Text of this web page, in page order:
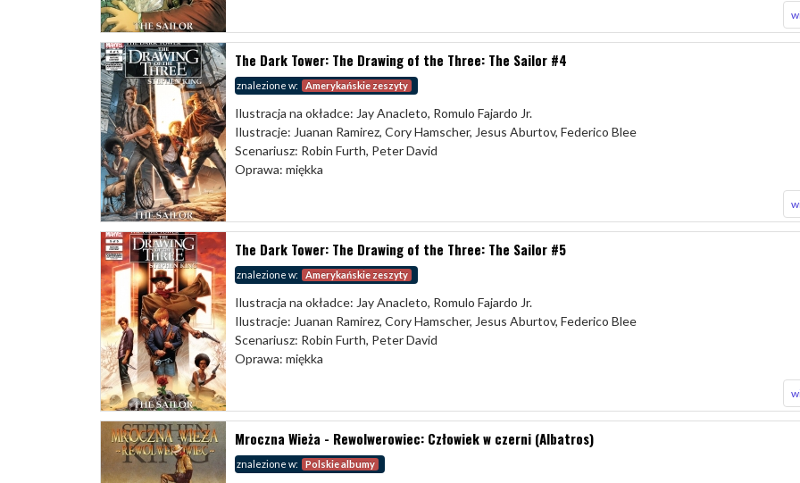
The Dark Tower: The Drawing of the Three: The Sailor #4
znalezione w: Amerykańskie zeszyty
Ilustracja na okładce: Jay Anacleto, Romulo Fajardo Jr.
Ilustracje: Juanan Ramirez, Cory Hamscher, Jesus Aburtov, Federico Blee
Scenariusz: Robin Furth, Peter David
Oprawa: miękka
The Dark Tower: The Drawing of the Three: The Sailor #5
znalezione w: Amerykańskie zeszyty
Ilustracja na okładce: Jay Anacleto, Romulo Fajardo Jr.
Ilustracje: Juanan Ramirez, Cory Hamscher, Jesus Aburtov, Federico Blee
Scenariusz: Robin Furth, Peter David
Oprawa: miękka
Mroczna Wieża - Rewolwerowiec: Człowiek w czerni (Albatros)
znalezione w: Polskie albumy